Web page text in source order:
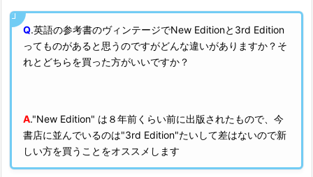
Q.英語の参考書のヴィンテージでNew Editionと3rd Edition
ってものがあると思うのですがどんな違いがありますか？そ
れとどちらを買った方がいいですか？
A."New Edition" は８年前くらい前に出版されたもので、今
書店に並んでいるのは"3rd Edition"たいして差はないので新
しい方を買うことをオススメします